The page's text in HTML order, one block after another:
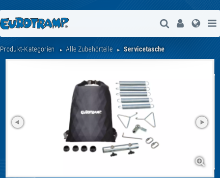
Suche
User
Produkt-Kategorien Alle Zubehörteile Servicetasche